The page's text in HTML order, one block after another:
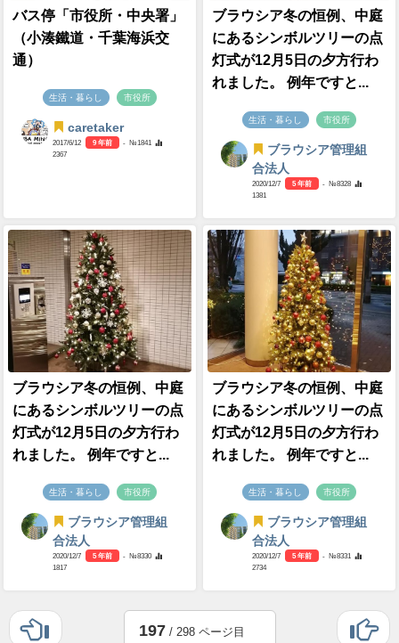
バス停「市役所・中央署」
（小湊鐵道・千葉海浜交
通）
生活・暮らし 市役所
caretaker
2017/6/12 9 年前
- №1841
2367
ブラウシア冬の恒例、中庭
にあるシンボルツリーの点
灯式が12月5日の夕方行わ
れました。 例年ですと...
生活・暮らし 市役所
ブラウシア管理組
合法人
2020/12/7 5 年前
- №8328
1381
ブラウシア冬の恒例、中庭
にあるシンボルツリーの点
灯式が12月5日の夕方行わ
れました。 例年ですと...
生活・暮らし 市役所
ブラウシア管理組
合法人
2020/12/7 5 年前
- №8330
1817
ブラウシア冬の恒例、中庭
にあるシンボルツリーの点
灯式が12月5日の夕方行わ
れました。 例年ですと...
生活・暮らし 市役所
ブラウシア管理組
合法人
2020/12/7 5 年前
- №8331
2734
197 / 298 ページ目